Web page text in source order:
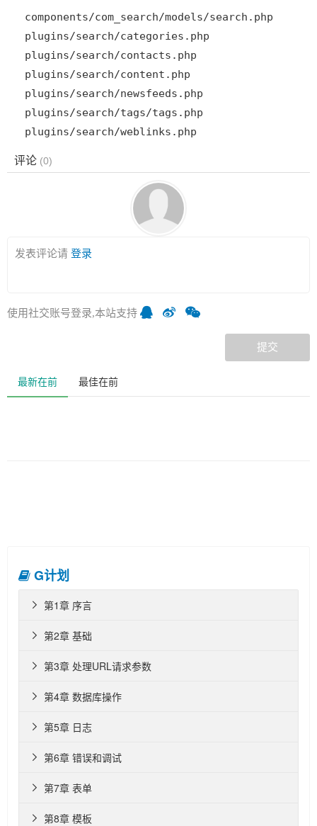
components/com_search/models/search.php
plugins/search/categories.php
plugins/search/contacts.php
plugins/search/content.php
plugins/search/newsfeeds.php
plugins/search/tags/tags.php
plugins/search/weblinks.php
评论 (0)
发表评论请 登录
使用社交账号登录,本站支持
提交
最新在前 最佳在前
G计划
第1章 序言

第2章 基础

第3章 处理URL请求参数

第4章 数据库操作

第5章 日志

第6章 错误和调试

第7章 表单

第8章 模板
